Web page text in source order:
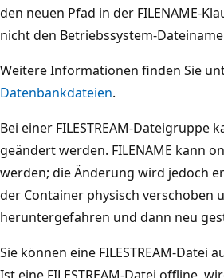
den neuen Pfad in der FILENAME-
nicht den Betriebssystem-
Weitere Informationen finden Sie
Datenbankdateien.
Bei einer FILESTREAM-Dateigruppe
geändert werden. FILENAME kann
werden; die Änderung wird jedoch
der Container physisch verschoben
heruntergefahren und dann neu
Sie können eine FILESTREAM-Datei
Ist eine FILESTREAM-Datei offline,